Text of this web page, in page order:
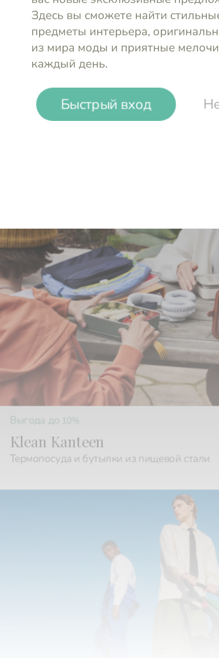
Быстрый вход
Выгода до10%
Karman Republic
Дизайнерские светильники из Италии
Выгода до10%
Klean Kanteen
Термопосуда и бутылки из пищевой стали